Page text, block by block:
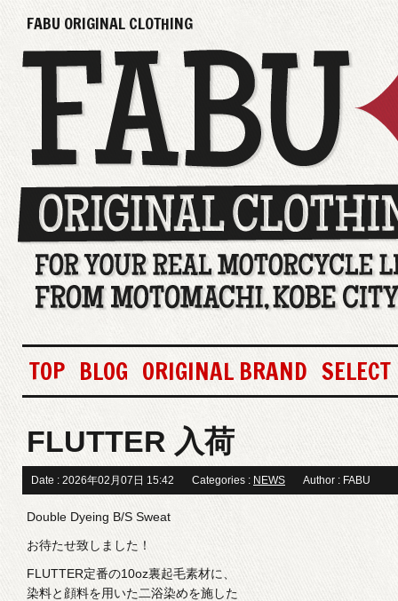
FABU ORIGINAL CLOTHING
TOP BLOG ORIGINAL BRAND SELECT
FLUTTER 入荷
Date : 2026年02月07日 15:42 Categories : NEWS Author : FABU
Double Dyeing B/S Sweat
お待たせ致しました！
FLUTTER定番の10oz裏起毛素材に、
染料と顔料を用いた二浴染めを施した